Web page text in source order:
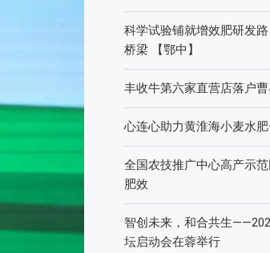
科学试验铺就增效肥研发
桥梁 【鄂中】
丰收牛第六家直营店落户曹
心连心助力黄淮海小麦水
全国农技推广中心高产示
肥效
智创未来，和合共生
坛启动会在蓉举行